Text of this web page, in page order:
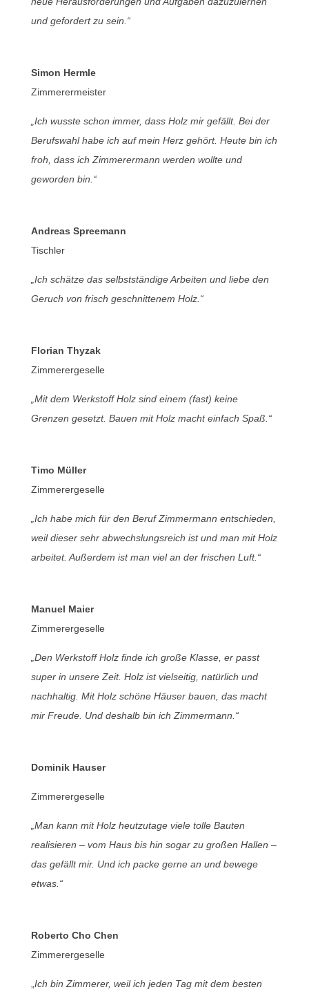
und gefordert zu sein.“
Simon Hermle
Zimmerermeister
„Ich wusste schon immer, dass Holz mir gefällt. Bei der
Berufswahl habe ich auf mein Herz gehört. Heute bin ich
froh, dass ich Zimmerermann werden wollte und
geworden bin.“
Andreas Spreemann
Tischler
„Ich schätze das selbstständige Arbeiten und liebe den
Geruch von frisch geschnittenem Holz.“
Florian Thyzak
Zimmerergeselle
„Mit dem Werkstoff Holz sind einem (fast) keine
Grenzen gesetzt. Bauen mit Holz macht einfach Spaß.“
Timo Müller
Zimmerergeselle
„Ich habe mich für den Beruf Zimmermann entschieden,
weil dieser sehr abwechslungsreich ist und man mit Holz
arbeitet. Außerdem ist man viel an der frischen Luft.“
Manuel Maier
Zimmerergeselle
„Den Werkstoff Holz finde ich große Klasse, er passt
super in unsere Zeit. Holz ist vielseitig, natürlich und
nachhaltig. Mit Holz schöne Häuser bauen, das macht
mir Freude. Und deshalb bin ich Zimmermann.“
Dominik Hauser
Zimmerergeselle
„Man kann mit Holz heutzutage viele tolle Bauten
realisieren – vom Haus bis hin sogar zu großen Hallen –
das gefällt mir. Und ich packe gerne an und bewege
etwas.“
Roberto Cho Chen
Zimmerergeselle
Ich bin Zimmerer, weil ich jeden Tag mit dem besten